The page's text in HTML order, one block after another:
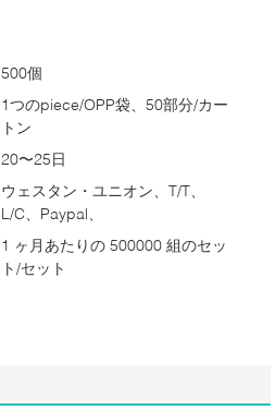
500個
1つのpiece/OPP袋、50部分/カー
トン
20〜25日
ウェスタン・ユニオン、T/T、
L/C、Paypal、
1 ヶ月あたりの 500000 組のセッ
ト/セット